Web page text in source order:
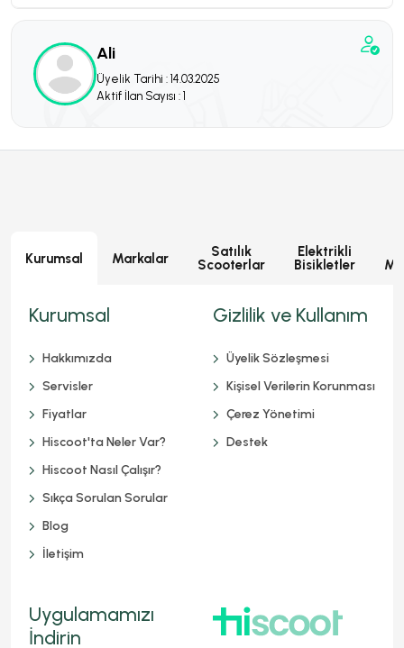
Ali
Üyelik Tarihi : 14.03.2025
Aktif İlan Sayısı : 1
Kurumsal Markalar
Satılık
Scooterlar
Elektrikli
Bisikletler
Kurumsal
Hakkımızda
Servisler
Fiyatlar
Hiscoot'ta Neler Var?
Hiscoot Nasıl Çalışır?
Sıkça Sorulan Sorular
Blog
İletişim
Gizlilik ve Kullanım
Üyelik Sözleşmesi
Kişisel Verilerin Korunması
Çerez Yönetimi
Destek
Uygulamamızı
İndirin